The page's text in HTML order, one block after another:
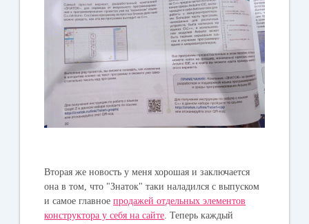
Вторая же новость у меня хорошая и заключается
она в том, что "Знаток" таки наладился с выпуском
и самое главноепродажей отдельных элементов
конструктора у себя на сайте. Теперь каждый